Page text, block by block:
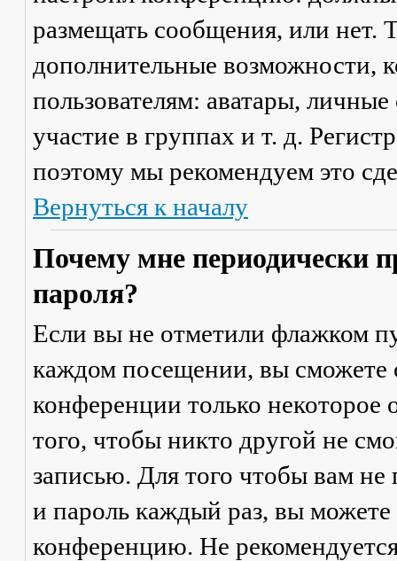
размещать сообщения, или нет.
дополнительные возможности,
пользователям: аватары,
участие в группах и т. д.
поэтому мы рекомендуем это
Вернуться к началу
Почему мне периодически
пароля?
Если вы не отметили флажком
каждом посещении, вы сможете
конференции только некоторое
того, чтобы никто другой не
записью. Для того чтобы вам не
и пароль каждый раз, вы
конференцию. Не